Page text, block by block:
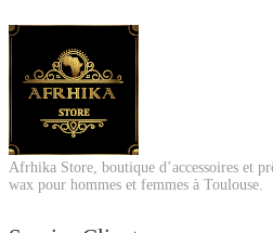
Afrhika Store, boutique d’accessoires et
wax pour hommes et femmes à Toulouse.